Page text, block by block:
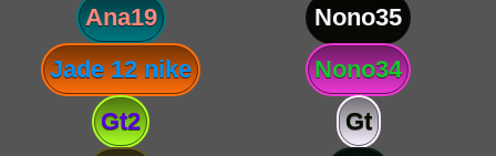
Ana19
Nono35
Jade 12 nike
Nono34
Gt2
Gt